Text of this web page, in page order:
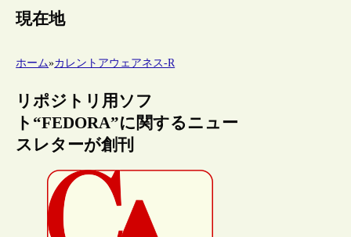
現在地
ホーム»カレントアウェアネス-R
リポジトリ用ソフ
ト“FEDORA”に関するニュー
スレターが創刊